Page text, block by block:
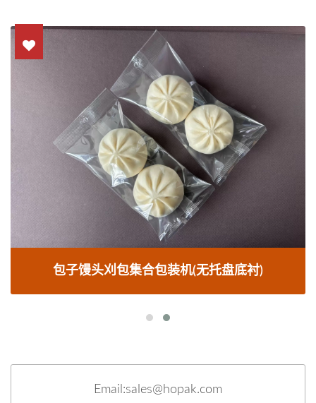
包子馒头刈包集合包装机(无托盘底衬)
Email:sales@hopak.com